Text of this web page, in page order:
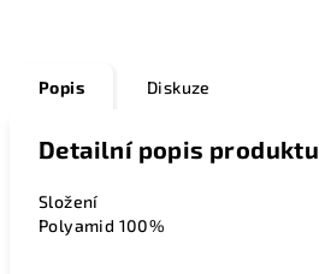
Popis Diskuze
Detailní popis produktu
Složení
Polyamid 100%